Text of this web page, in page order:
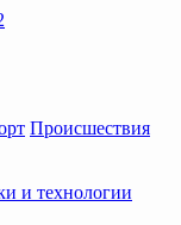
Происшествия
и технологии